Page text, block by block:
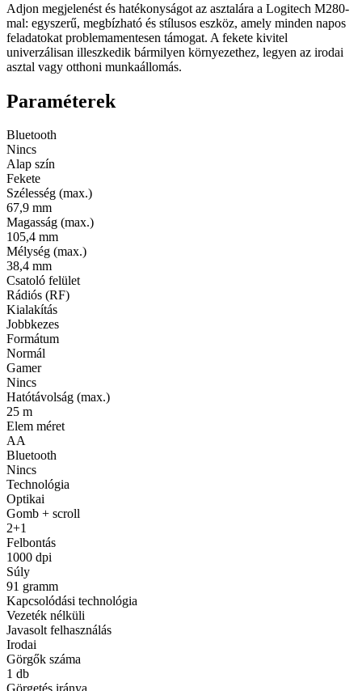
Adjon megjelenést és hatékonyságot az asztalára a Logitech M280-
mal: egyszerű, megbízható és stílusos eszköz, amely minden napos
feladatokat problemamentesen támogat. A fekete kivitel
univerzálisan illeszkedik bármilyen környezethez, legyen az irodai
asztal vagy otthoni munkaállomás.
Paraméterek
Bluetooth
Nincs
Alap szín
Fekete
Szélesség (max.)
67,9 mm
Magasság (max.)
105,4 mm
Mélység (max.)
38,4 mm
Csatoló felület
Rádiós (RF)
Kialakítás
Jobbkezes
Formátum
Normál
Gamer
Nincs
Hatótávolság (max.)
25 m
Elem méret
AA
Bluetooth
Nincs
Technológia
Optikai
Gomb + scroll
2+1
Felbontás
1000 dpi
Súly
91 gramm
Kapcsolódási technológia
Vezeték nélküli
Javasolt felhasználás
Irodai
Görgők száma
1 db